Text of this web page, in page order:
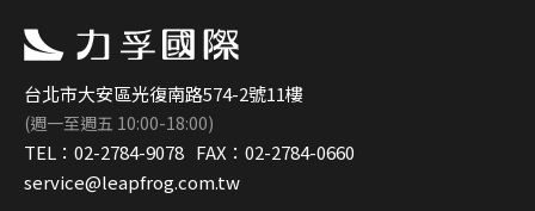
台北市大安區光復南路574-2號11樓
(週一至週五 10:00-18:00)
TEL： 02-2784-9078 FAX： 02-2784-0660
service@leapfrog.com.tw